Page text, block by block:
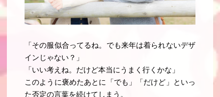
「その服似合ってるね。でも来年は着られないデザ
インじゃない？」
「いい考えね。だけど本当にうまく行くかな」
このように褒めたあとに「でも」「だけど」といっ
た否定の言葉を続けてしまう 。